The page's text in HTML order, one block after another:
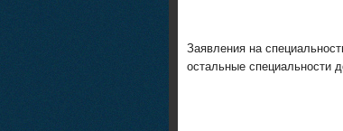
Заявления на
остальные специальности